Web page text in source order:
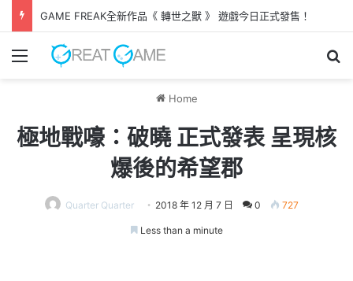
GAME FREAK全新作品《 轉世之獸 》 遊戲今日正式發售！
Menu
Home
極地戰嚎：破曉 正式發表 呈現核
爆後的希望郡
Quarter Quarter 2018 年 12 月 7 日 0 727
Less than a minute